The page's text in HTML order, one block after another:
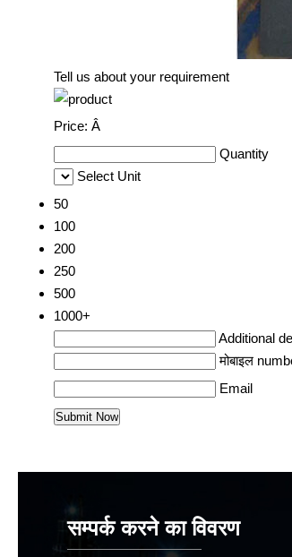
Tell us about your requirement
Price: Â
Quantity
Select Unit
50
100
200
250
500
1000+
Additional
मोबाइल
Email
सम्पर्क करने का विवरण